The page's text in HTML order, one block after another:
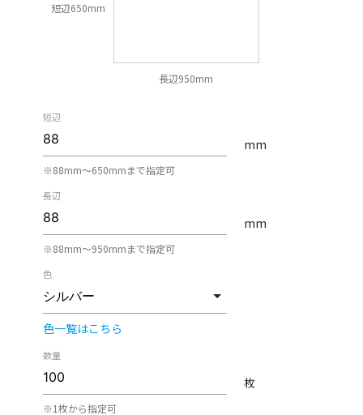
短辺650mm
長辺950mm
短辺
※88mm〜650mmまで指定可
mm
長辺
※88mm〜950mmまで指定可
mm
色
色一覧はこちら
数量
※1枚から指定可
枚